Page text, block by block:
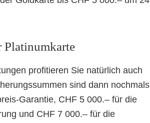
Platinumkarte
profitieren Sie natürlich auch
sind dann nochmals
Garantie, CHF 5 000.– für die
und CHF 7 000.– für die